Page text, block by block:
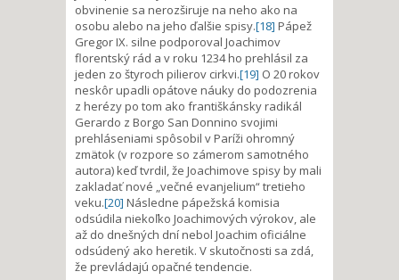
obvinenie sa nerozširuje na neho ako na
osobu alebo na jeho ďalšie spisy.[18] Pápež
Gregor IX. silne podporoval Joachimov
florentský rád a v roku 1234 ho prehlásil za
jeden zo štyroch pilierov cirkvi.[19] O 20 rokov
neskôr upadli opátove náuky do podozrenia
z herézy po tom ako františkánsky radikál
Gerardo z Borgo San Donnino svojimi
prehláseniami spôsobil v Paríži ohromný
zmätok (v rozpore so zámerom samotného
autora) keď tvrdil, že Joachimove spisy by mali
zakladať nové „večné evanjelium“ tretieho
veku.[20] Následne pápežská komisia
odsúdila niekoľko Joachimových výrokov, ale
až do dnešných dní nebol Joachim oficiálne
odsúdený ako heretik. V skutočnosti sa zdá,
že prevládajú opačné tendencie.